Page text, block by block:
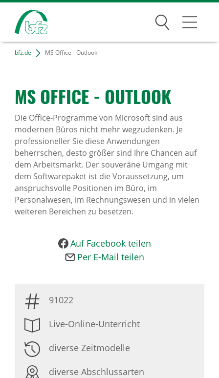
Suchen
Bildungsangebote
Karriere
Über uns
Standorte
Presse
bfz.de MS Office - Outlook
MS OFFICE - OUTLOOK
Die Office-Programme von Microsoft sind aus
modernen Büros nicht mehr wegzudenken. Je
professioneller Sie diese Anwendungen
beherrschen, desto größer sind Ihre Chancen auf
dem Arbeitsmarkt. Der souveräne Umgang mit
dem Softwarepaket ist die Voraussetzung, um
anspruchsvolle Positionen im Büro, im
Personalwesen, im Rechnungswesen und in vielen
weiteren Bereichen zu besetzen.
Auf Facebook teilen
Per E-Mail teilen
91022
Live-Online-Unterricht
diverse Zeitmodelle
diverse Abschlussarten